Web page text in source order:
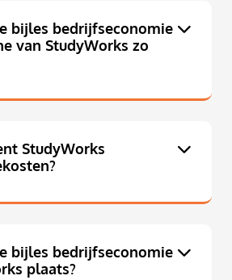
bijles bedrijfseconomie
van StudyWorks zo
StudyWorks
bijles bedrijfseconomie
plaats?